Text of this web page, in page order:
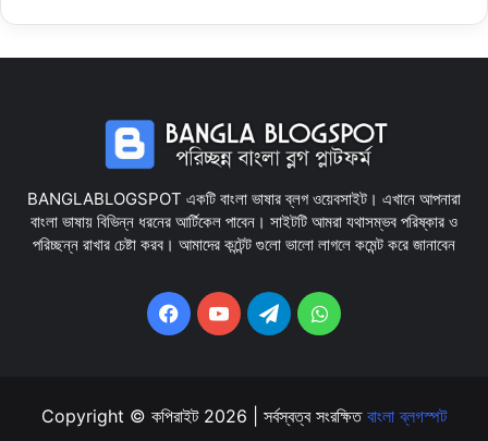
BANGLABLOGSPOT একটি বাংলা ভাষার ব্লগ ওয়েবসাইট। এখানে আপনারা
বাংলা ভাষায় বিভিন্ন ধরনের আর্টিকেল পাবেন। সাইটটি আমরা যথাসম্ভব পরিষ্কার ও
পরিচ্ছন্ন রাখার চেষ্টা করব। আমাদের কন্টেন্ট গুলো ভালো লাগলে কমেন্ট করে জানাবেন
Facebook
YouTubeTelegramWhatsApp
Copyright © কপিরাইট 2026 | সর্বস্বত্ব সংরক্ষিত বাংলা ব্লগস্পট